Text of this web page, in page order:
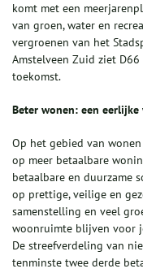
komt met een
van groen, water en
vergroenen van het
Amstelveen Zuid ziet
toekomst.
Beter wonen: een
Op het gebied van
op meer betaalbare
betaalbare en duurzame
op prettige, veilige en
samenstelling en veel
woonruimte blijven voor
De streefverdeling van
tenminste twee derde